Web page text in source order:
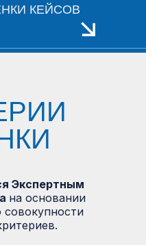
КЕЙСОВ
Экспертным
на основании
совокупности